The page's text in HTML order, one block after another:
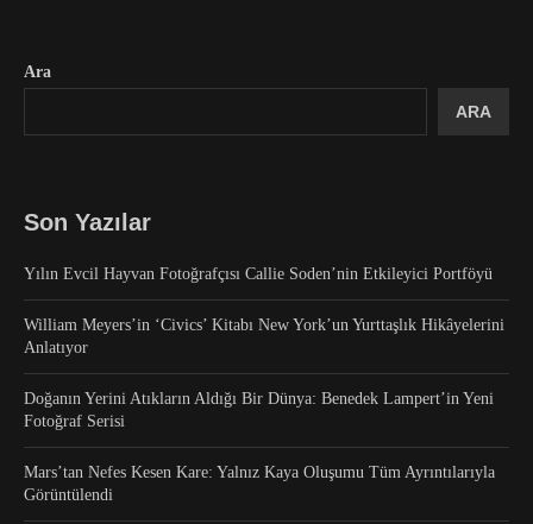
Ara
ARA
Son Yazılar
Yılın Evcil Hayvan Fotoğrafçısı Callie Soden’nin Etkileyici Portföyü
William Meyers’in ‘Civics’ Kitabı New York’un Yurttaşlık Hikâyelerini
Anlatıyor
Doğanın Yerini Atıkların Aldığı Bir Dünya: Benedek Lampert’in Yeni
Fotoğraf Serisi
Mars’tan Nefes Kesen Kare: Yalnız Kaya Oluşumu Tüm Ayrıntılarıyla
Görüntülendi